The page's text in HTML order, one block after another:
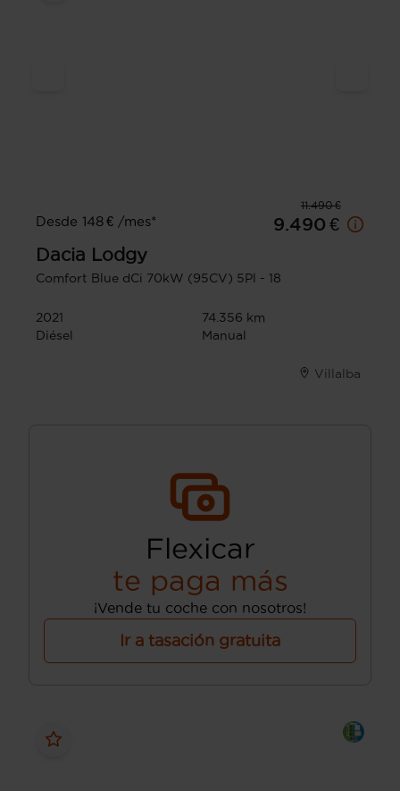
11.490 €
Desde 148 € /mes*
9.490 €
Dacia Lodgy
Comfort Blue dCi 70kW (95CV) 5Pl - 18
2021
74.356 km
Diésel
Manual
Villalba
Flexicar
te paga más
¡Vende tu coche con nosotros!
Ir a tasación gratuita